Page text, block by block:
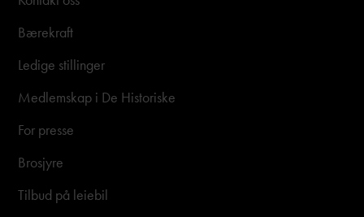
Bærekraft
Ledige stillinger
Medlemskap i De Historiske
For presse
Brosjyre
Tilbud på leiebil